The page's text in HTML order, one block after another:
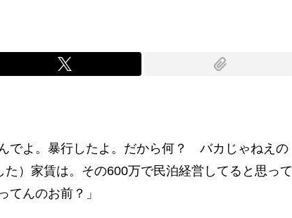
でよ。暴行したよ。だから何？ バカじゃねえの
）家賃は。その600万で民泊経営してると思って
んのお前？」